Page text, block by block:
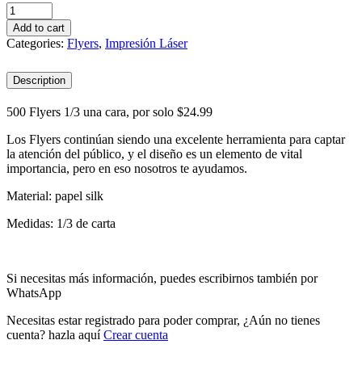
500
Flyers
1/3
una
quantity
Add to cart
Categories: Flyers, Impresión Láser
Description
500 Flyers 1/3 una cara, por solo $24.99
Los Flyers continúan siendo una excelente herramienta para captar
la atención del público, y el diseño es un elemento de vital
importancia, pero en eso nosotros te ayudamos.
Material: papel silk
Medidas: 1/3 de carta
Si necesitas más información, puedes escribirnos también por
WhatsApp
Necesitas estar registrado para poder comprar, ¿Aún no tienes
cuenta? hazla aquíCrear cuenta